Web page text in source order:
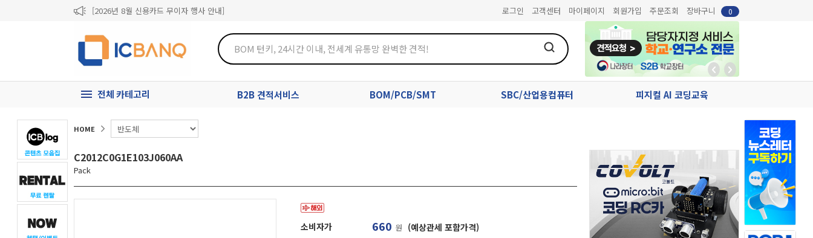
[2026년 8월 신용카드 무이자 행사 안내]
[마일리지 적립 및 사용 정책 개편 안내]
로그인 고객센터 마이페이지 회원가입 주문조회 장바구니 0
전체 카테고리 B2B 견적서비스 BOM/PCB/SMT SBC/산업용컴퓨터 피지컬 AI 코딩교육
HOME
C2012C0G1E103J060AA
Pack
소비자가 660 원 (예상관세 포함가격)